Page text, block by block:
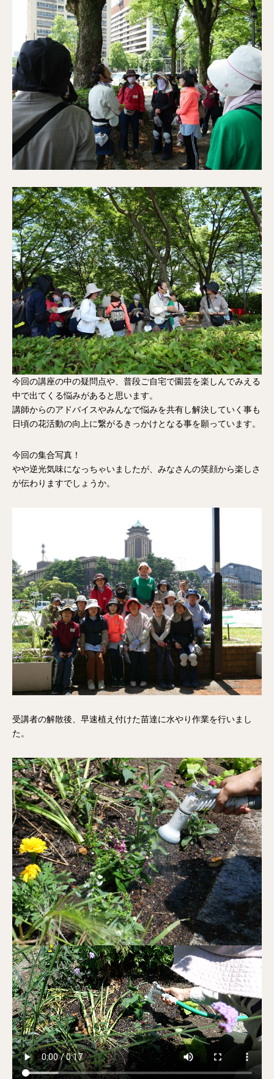
今回の講座の中の疑問点や、普段ご自宅で園芸を楽しんでみえる
中で出てくる悩みがあると思います。
講師からのアドバイスやみんなで悩みを共有し解決していく事も
日頃の花活動の向上に繋がるきっかけとなる事を願っています。
今回の集合写真！
やや逆光気味になっちゃいましたが、みなさんの笑顔から楽しさ
が伝わりますでしょうか。
受講者の解散後、早速植え付けた苗達に水やり作業を行いまし
た。